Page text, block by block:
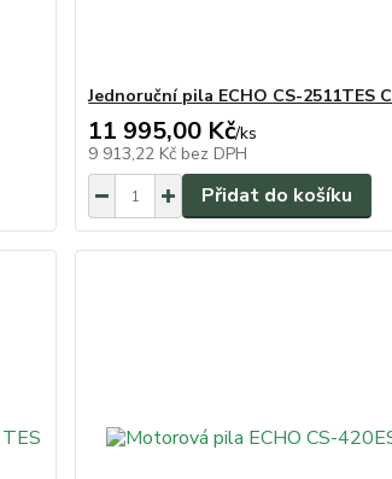
Jednoruční pila ECHO CS-2511TES C
11 995,00 Kč/ks
9 913,22 Kč bez DPH
Přidat do košíku